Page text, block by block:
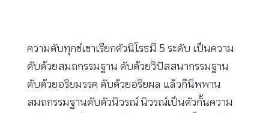
ความดับทุกข์เขาเรียกตัวนิโรธมี 5 ระดับ เป็นความ
ดับด้วยสมถกรรมฐาน ดับด้วยวิปัสสนากรรมฐาน
ดับด้วยอริยมรรค ดับด้วยอริยผล แล้วก็นิพพาน
สมถกรรมฐานดับตัวนิวรณ์ นิวรณ์เป็นตัวกั้นความ